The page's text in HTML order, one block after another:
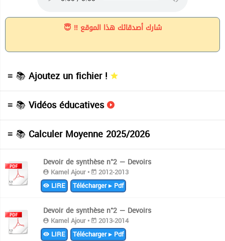
شارك أصدقائك هذا الموقع ‼ 😇
≡ 📚 Ajoutez un fichier !
≡ 📚 Vidéos éducatives
≡ 📚 Calculer Moyenne 2025/2026
Devoir de synthèse n°2 — Devoirs
Kamel Ajour •
2012-2013
LIRE Télécharger ▸ Pdf
Devoir de synthèse n°2 — Devoirs
Kamel Ajour •
2013-2014
LIRE Télécharger ▸ Pdf